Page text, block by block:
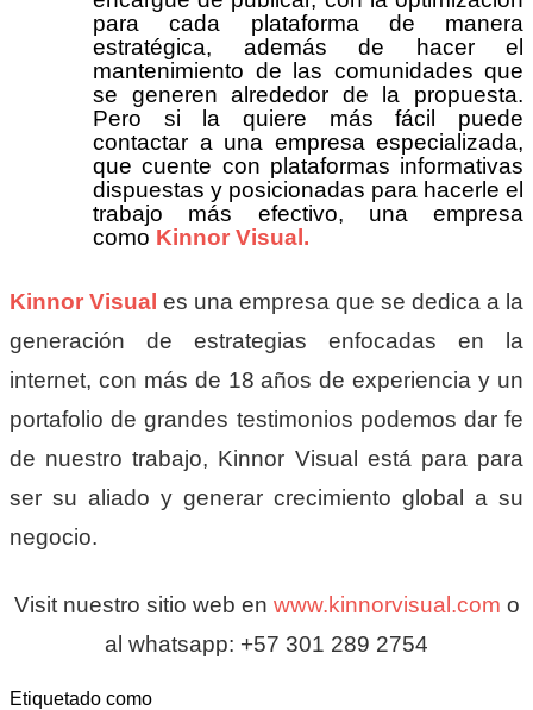
para cada plataforma de manera
estratégica, además de hacer el
mantenimiento de las comunidades que
se generen alrededor de la propuesta.
Pero si la quiere más fácil puede
contactar a una empresa especializada,
que cuente con plataformas informativas
dispuestas y posicionadas para hacerle el
trabajo más efectivo, una empresa
como Kinnor Visual.
Kinnor Visual es una empresa que se dedica a la
generación de estrategias enfocadas en la
internet, con más de 18 años de experiencia y un
portafolio de grandes testimonios podemos dar fe
de nuestro trabajo, Kinnor Visual está para para
ser su aliado y generar crecimiento global a su
negocio.
Visit nuestro sitio web en www.kinnorvisual.com o
al whatsapp: +57 301 289 2754
Etiquetado como